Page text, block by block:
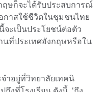
ฤษก็จะได้รับประสบการณ์
กาสใช้ชีวิตในชุมชนไทย
จะเป็นประโยชน์ต่อตัว
ที่ประเทศอังกฤษหรือใน
ำอยู่ที่วิทยาลัยเทคนิ